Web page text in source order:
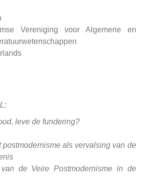
Vereniging voor Algemene en
leve de fundering?
postmodernisme als vervalsing van de
de Veire Postmodernisme in de